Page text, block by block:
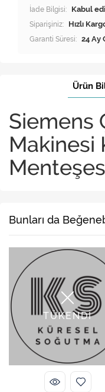
İade Bilgisi:
Siparişiniz: Hızlı
Garanti Süresi: 24 Ay
Ürün
Siemens
Makinesi
Bunları da
TÜKENDİ